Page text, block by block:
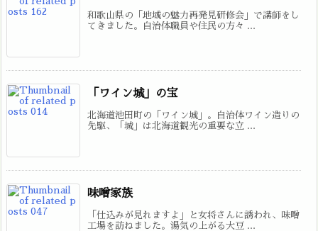
和歌山県の「地域の魅力再発見研修会」で講師をし
てきました。自治体職員や住民の方々 ...
「ワイン城」の宝
北海道池田町の「ワイン城」。自治体ワイン造りの
先駆、「城」は北海道観光の重要な立 ...
味噌家族
「仕込みが見れますよ」と女将さんに誘われ、味噌
工場を訪ねました。湯気の上がる大豆 ...